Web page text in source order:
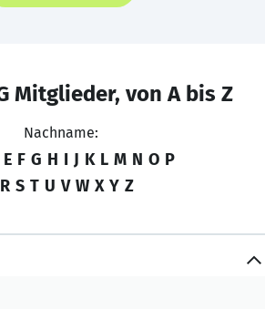
Mitglieder, von A bis Z
Nachname:
E F G H I J K L M N O P
R S T U V W X Y Z